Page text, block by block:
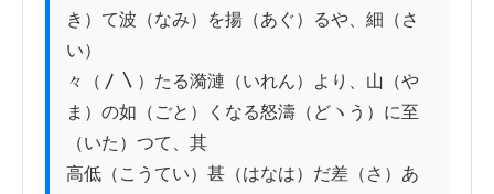
き）て波（なみ）を揚（あぐ）るや、細（さ
い）
々（〳〵）たる漪漣（いれん）より、山（や
ま）の如（ごと）くなる怒濤（どヽう）に至
（いた）つて、其
高低（こうてい）甚（はなは）だ差（さ）あ